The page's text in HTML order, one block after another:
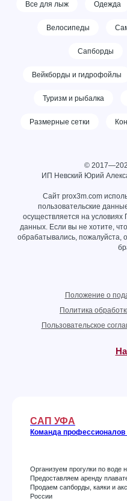
Все для лыж Одежда
Велосипеды
Сапборды
Вейкборды и гидрофойлы
Туризм и рыбалка
Размерные сетки
©
ИП Невский Юрий
Сайт prox3m.com
пользовательские
осуществляется на условиях
данных. Если вы не хотите,
обрабатывались, пожалуйста,
Положение о
Политика
Пользовательское
САП УФА
Команда профессионалов
Организуем прогулки по воде
Предоставляем аренду
Продаем сапборды, каяки и
России